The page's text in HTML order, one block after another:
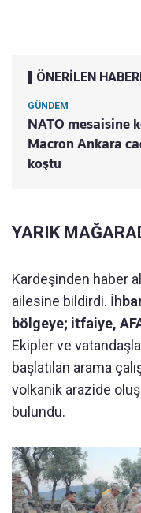
ÖNERİLEN
GÜNDEM
NATO mesaisine
Macron Ankara
koştu
YARIK
Kardeşinden haber
ailesine bildirdi. İh
bölgeye; itfaiye,
Ekipler ve
başlatılan arama
volkanik arazide
bulundu.